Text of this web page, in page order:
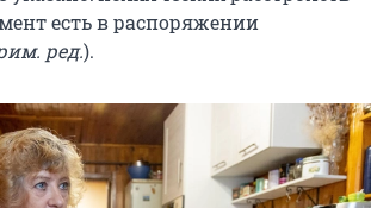
есть в распоряжении
ред.).